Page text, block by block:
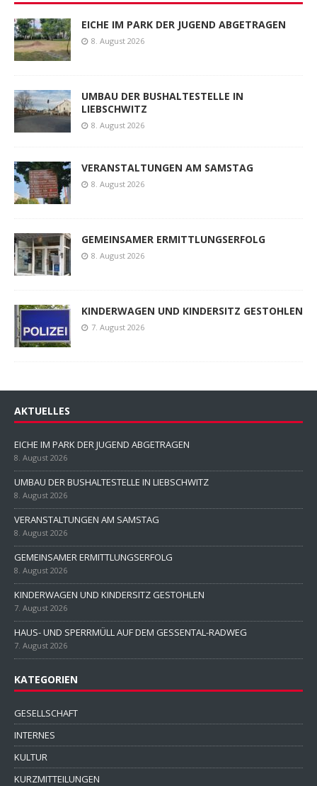
EICHE IM PARK DER JUGEND ABGETRAGEN
8. August 2026
UMBAU DER BUSHALTESTELLE IN
LIEBSCHWITZ
8. August 2026
VERANSTALTUNGEN AM SAMSTAG
8. August 2026
GEMEINSAMER ERMITTLUNGSERFOLG
8. August 2026
KINDERWAGEN UND KINDERSITZ GESTOHLEN
7. August 2026
AKTUELLES
EICHE IM PARK DER JUGEND ABGETRAGEN
8. August 2026
UMBAU DER BUSHALTESTELLE IN LIEBSCHWITZ
8. August 2026
VERANSTALTUNGEN AM SAMSTAG
8. August 2026
GEMEINSAMER ERMITTLUNGSERFOLG
8. August 2026
KINDERWAGEN UND KINDERSITZ GESTOHLEN
7. August 2026
HAUS- UND SPERRMÜLL AUF DEM GESSENTAL-RADWEG
7. August 2026
KATEGORIEN
GESELLSCHAFT
INTERNES
KULTUR
KURZMITTEILUNGEN